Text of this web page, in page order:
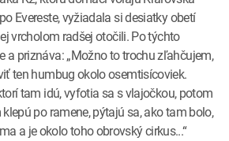
Evereste, vyžiadala si desiatky obetí
vrcholom radšej otočili. Po týchto
a priznáva: „Možno to trochu zľahčujem,
ten humbug okolo osemtisícoviek.
tam idú, vyfotia sa s vlajočkou, potom
po ramene, pýtajú sa, ako tam bolo,
a je okolo toho ­obrovský cirkus...“